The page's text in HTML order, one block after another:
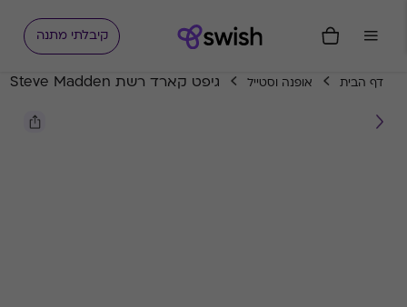
קיבלתי מתנה
דף הבית אופנה וסטייל גיפט קארד רשת Steve Madden